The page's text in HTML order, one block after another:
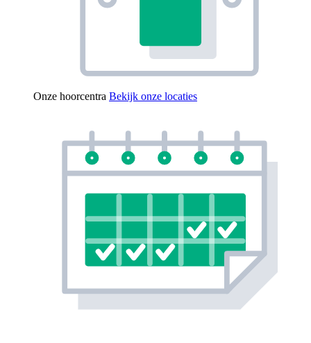
Onze hoorcentra Bekijk onze locaties